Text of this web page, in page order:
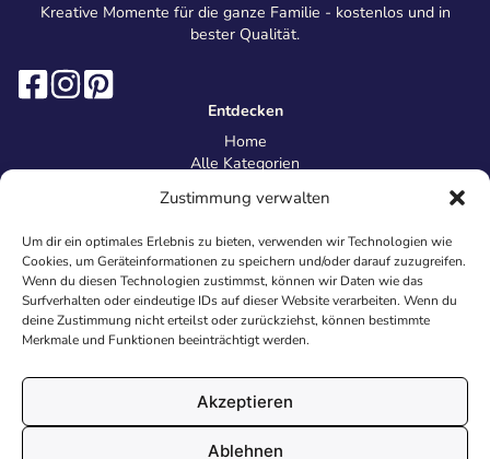
Zustimmung verwalten
Um dir ein optimales Erlebnis zu bieten, verwenden wir Technologien wie
Cookies, um Geräteinformationen zu speichern und/oder darauf zuzugreifen.
Wenn du diesen Technologien zustimmst, können wir Daten wie das
Surfverhalten oder eindeutige IDs auf dieser Website verarbeiten. Wenn du
deine Zustimmung nicht erteilst oder zurückziehst, können bestimmte
Merkmale und Funktionen beeinträchtigt werden.
Akzeptieren
Ablehnen
Kreative Momente für die ganze Familie - kostenlos und in
bester Qualität.
Entdecken
Home
Alle Kategorien
Information
Über uns
Kontakt
Inhaltsrichtlinien
Recht & Datenschutz
Impressum
AGB
Cookies